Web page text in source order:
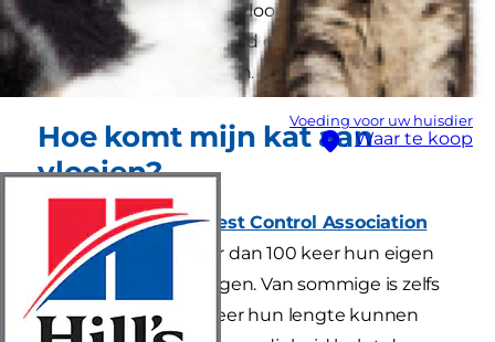
Voeding voor uw huisdier
Waar te koop
heeft en hoe ze van de vlooien afkomt. Lees
verder voor het antwoord op deze vragen en
meer over kattenvlooien.
Hoe komt mijn kat aan
vlooien?
Volgens deBritish Pest Control Association
kunnen vlooien meer dan 100 keer hun eigen
lichaamslengte springen. Van sommige is zelfs
bekend dat ze 200 keer hun lengte kunnen